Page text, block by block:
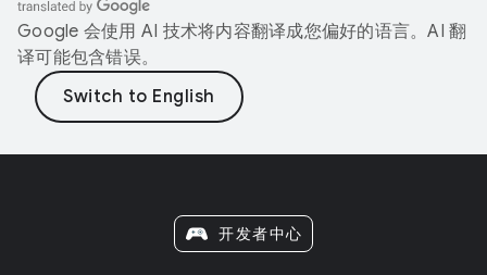
Google 会使用 AI 技术将内容翻译成您偏好的语言。AI 翻
译可能包含错误。
开发者中心